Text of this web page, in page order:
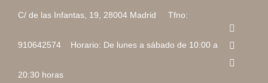
contenido
C/ de las Infantas, 19, 28004 Madrid Tfno:
910642574 Horario: De lunes a sábado de 10:00 a
20:30 horas